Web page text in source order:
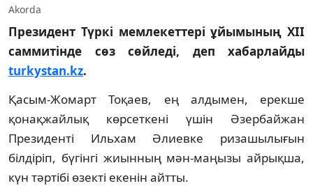
Akorda
Президент Түркі мемлекеттері ұйымының ХІІ
саммитінде сөз сөйледі, деп хабарлайды
turkystan.kz.
Қасым-Жомарт Тоқаев, ең алдымен, ерекше
қонақжайлық көрсеткені үшін Әзербайжан
Президенті Ильхам Әлиевке ризашылығын
білдіріп, бүгінгі жиынның мән-маңызы айрықша,
күн тәртібі өзекті екенін айтты.